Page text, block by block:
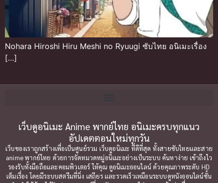
Nohara Hiroshi Hiru Meshi no Ryuugi ซับไทย อนิเมะเรื่อง
[…]
เว็บดูอนิเมะ Anime พากย์ไทย อนิเมะครบทุกแนว
อัปเดตตอนใหม่ทุกวัน
เว็บของเราถูกสร้างเพื่อเป็นศูนย์รวม เว็บดูอนิเมะ ที่ดีที่สุด ทั้งสายซับไทยและสาย
anime พากย์ไทย ด้วยการจัดหมวดหมู่อนิเมะอย่างเป็นระบบ ค้นหาง่าย เข้าถึงไว
รองรับทั้งมือถือและคอมพิวเตอร์ ให้คุณ ดูอนิเมะออนไลน์ ด้วยคุณภาพระดับ HD
เต็มเรื่อง โดยมีระบบสตรีมที่นิ่ง เสถียร และรวดเร็วเหมือนระบบดูหนังออนไลน์ชั้น